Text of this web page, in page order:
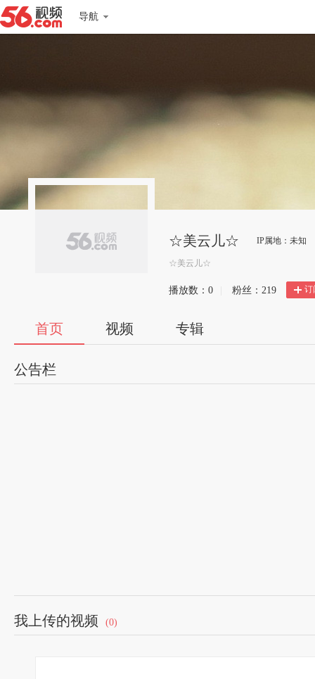
导航
☆美云儿☆ IP属地：未知
☆美云儿☆
播放数： 0 粉丝： 219 订
首页 视频 专辑
公告栏
我上传的视频 (0)